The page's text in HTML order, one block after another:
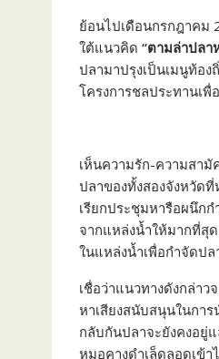
ย้อนไปเดือนกรกฎาคม
ใต้แนวคิด “ตามล่าปลา
ปลามาปรุงเป็นเมนูท้อ
โครงการชลประทานเพื่
เห็นความรัก-ความสา
ปลาของทั้งสองจังหวัด
เรียกประชุมหารือผนึก
จากแหล่งน้ำให้มากที่สุ
ในแหล่งน้ำเพื่อกำจัดป
เชื่อว่าแนวทางดังกล่า
หาเสียงสนับสนุนในกา
กลับกันปลาจะยังคงอยู่
หมอคางดำเล็ดลอดเข้